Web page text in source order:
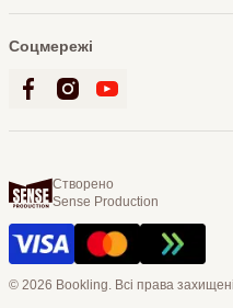
Соцмережі
Створено
Sense Production
© 2026 Bookling. Всі права захищені